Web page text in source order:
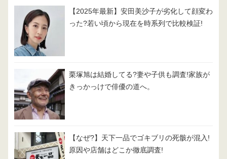
【2025年最新】安田美沙子が劣化して顔変わ
った?若い頃から現在を時系列で比較検証!
栗塚旭は結婚してる?妻や子供も調査!家族が
きっかっけで俳優の道へ。
【なぜ?】天下一品でゴキブリの死骸が混入!
原因や店舗はどこか徹底調査!